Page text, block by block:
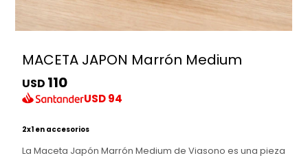
MACETA JAPON Marrón Medium
USD 110
USD94
2x1 en accesorios
La Maceta Japón Marrón Medium de Viasono es una pieza